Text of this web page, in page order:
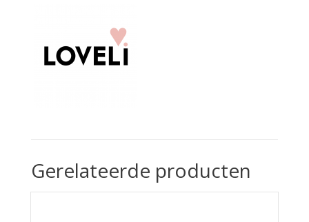
Gerelateerde producten